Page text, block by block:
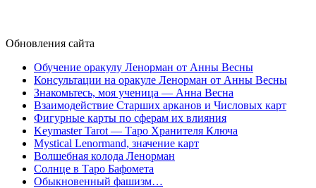
Обновления сайта
Обучение оракулу Ленорман от Анны Весны
Консультации на оракуле Ленорман от Анны Весны
Знакомьтесь, моя ученица — Анна Весна
Взаимодействие Старших арканов и Числовых карт
Фигурные карты по сферам их влияния
Keymaster Tarot — Таро Хранителя Ключа
Mystical Lenormand, значение карт
Волшебная колода Ленорман
Солнце в Таро Бафомета
Обыкновенный фашизм…